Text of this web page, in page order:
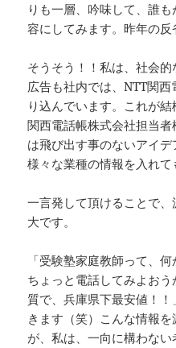
りも一層、吟味して、誰
容にしてみます。昨年の反
そうそう！！私は、社会
広告も社内では、NTT関
り込んでいます。これが
関西電話帳株式会社担当
は飛び出す事のないアイ
様々な業種の情報を入れて
一言発して頂けることで
大です。
「受験塾家庭教師って、
ちょっと電話してみよお
質で、兵庫県下最安値！
きます（笑）こんな情報
が、私は、一向に構わない